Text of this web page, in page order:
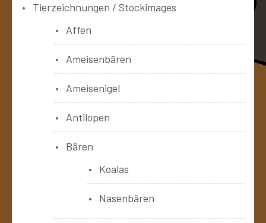
Tierzeichnungen / Stockimages
Affen
Ameisenbären
Ameisenigel
Antilopen
Bären
Koalas
Nasenbären